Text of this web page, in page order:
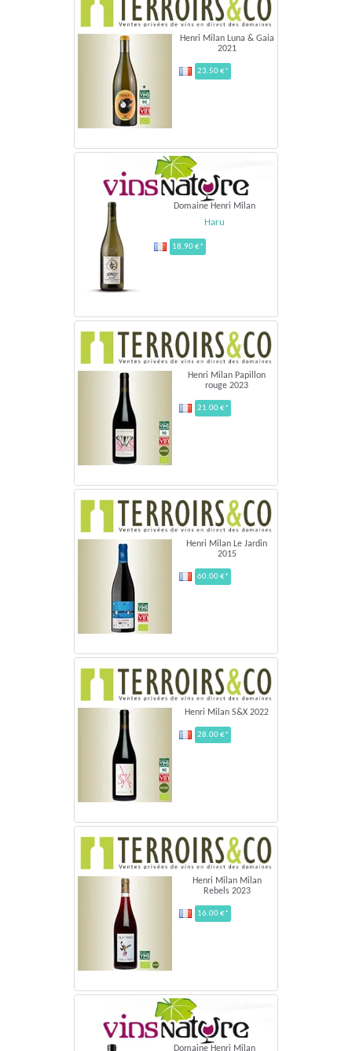
Henri Milan Luna & Gaia
2021
23.50 €*
Domaine Henri Milan
Haru
18,90 €*
Henri Milan Papillon
rouge 2023
21.00 €*
Henri Milan Le Jardin
2015
60.00 €*
Henri Milan S&X 2022
28.00 €*
Henri Milan Milan
Rebels 2023
16.00 €*
Domaine Henri Milan